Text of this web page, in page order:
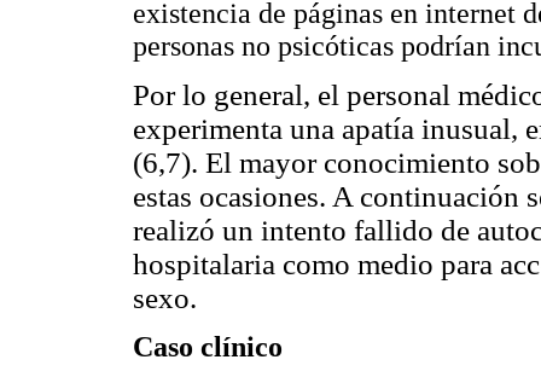
existencia de páginas en internet
personas no psicóticas podrían
Por lo general, el personal
experimenta una apatía inusual,
(6,7). El mayor conocimiento
estas ocasiones. A continuación
realizó un intento fallido de
hospitalaria como medio para
sexo.
Caso clínico